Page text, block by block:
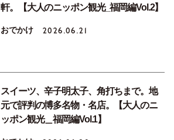
軒。【大人のニッポン観光_福岡編Vol.2】
おでかけ 2026.06.21
スイーツ、辛子明太子、角打ちまで。地
元で評判の博多名物・名店。【大人のニ
ッポン観光＿福岡編Vol.1】